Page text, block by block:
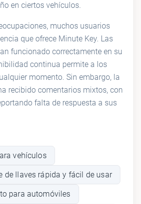
en ciertos vehículos.
muchos usuarios
que ofrece Minute Key. Las
funcionado correctamente en su
continua permite a los
momento. Sin embargo, la
recibido comentarios mixtos, con
falta de respuesta a sus
vehículos
de llaves rápida y fácil de usar
para automóviles